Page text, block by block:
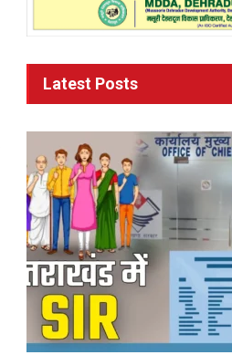
Latest Posts